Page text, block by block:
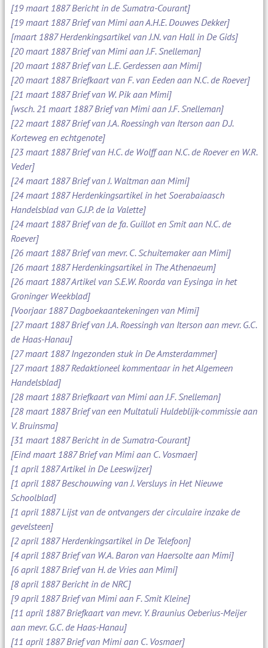
[19 maart 1887 Bericht in de Sumatra-Courant]
[19 maart 1887 Brief van Mimi aan A.H.E. Douwes Dekker]
[maart 1887 Herdenkingsartikel van J.N. van Hall in De Gids]
[20 maart 1887 Brief van Mimi aan J.F. Snelleman]
[20 maart 1887 Brief van L.E. Gerdessen aan Mimi]
[20 maart 1887 Briefkaart van F. van Eeden aan N.C. de Roever]
[21 maart 1887 Brief van W. Pik aan Mimi]
[wsch. 21 maart 1887 Brief van Mimi aan J.F. Snelleman]
[22 maart 1887 Brief van J.A. Roessingh van Iterson aan D.J.
Korteweg en echtgenote]
[23 maart 1887 Brief van H.C. de Wolff aan N.C. de Roever en W.R.
Veder]
[24 maart 1887 Brief van J. Waltman aan Mimi]
[24 maart 1887 Herdenkingsartikel in het Soerabaiaasch
Handelsblad van G.J.P. de la Valette]
[24 maart 1887 Brief van de fa. Guillot en Smit aan N.C. de
Roever]
[26 maart 1887 Brief van mevr. C. Schuitemaker aan Mimi]
[26 maart 1887 Herdenkingsartikel in The Athenaeum]
[26 maart 1887 Artikel van S.E.W. Roorda van Eysinga in het
Groninger Weekblad]
[Voorjaar 1887 Dagboekaantekeningen van Mimi]
[27 maart 1887 Brief van J.A. Roessingh van Iterson aan mevr. G.C.
de Haas-Hanau]
[27 maart 1887 Ingezonden stuk in De Amsterdammer]
[27 maart 1887 Redaktioneel kommentaar in het Algemeen
Handelsblad]
[28 maart 1887 Briefkaart van Mimi aan J.F. Snelleman]
[28 maart 1887 Brief van een Multatuli Huldeblijk-commissie aan
V. Bruinsma]
[31 maart 1887 Bericht in de Sumatra-Courant]
[Eind maart 1887 Brief van Mimi aan C. Vosmaer]
[1 april 1887 Artikel in De Leeswijzer]
[1 april 1887 Beschouwing van J. Versluys in Het Nieuwe
Schoolblad]
[1 april 1887 Lijst van de ontvangers der circulaire inzake de
gevelsteen]
[2 april 1887 Herdenkingsartikel in De Telefoon]
[4 april 1887 Brief van W.A. Baron van Haersolte aan Mimi]
[6 april 1887 Brief van H. de Vries aan Mimi]
[8 april 1887 Bericht in de NRC]
[9 april 1887 Brief van Mimi aan F. Smit Kleine]
[11 april 1887 Briefkaart van mevr. Y. Braunius Oeberius-Meijer
aan mevr. G.C. de Haas-Hanau]
[11 april 1887 Brief van Mimi aan C. Vosmaer]